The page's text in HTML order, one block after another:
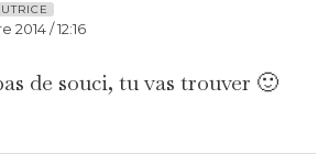
2014 / 12:16
de souci, tu vas trouver 🙂